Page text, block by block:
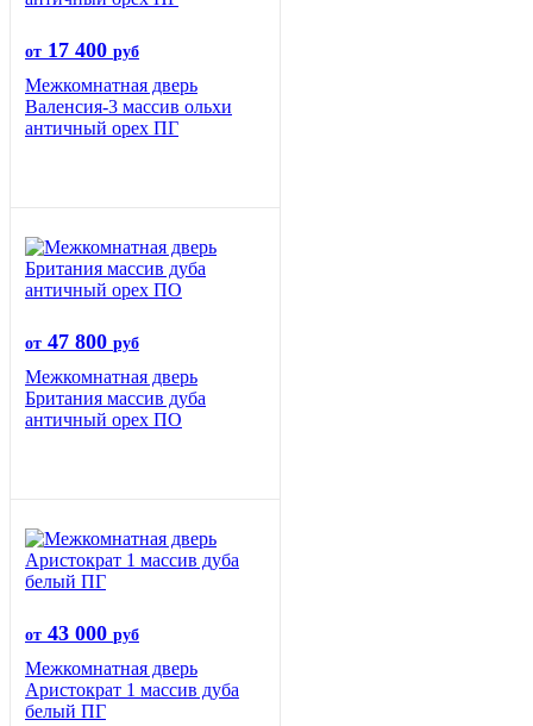
от 17 400 руб
Межкомнатная дверь
Валенсия-3 массив ольхи
античный орех ПГ
от 47 800 руб
Межкомнатная дверь
Британия массив дуба
античный орех ПО
от 43 000 руб
Межкомнатная дверь
Аристократ 1 массив дуба
белый ПГ